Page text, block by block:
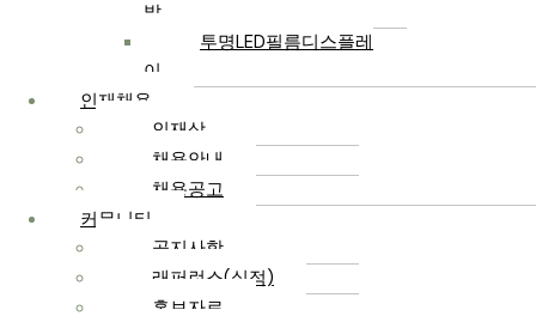
발
투명LED필름디스플레
이
인재채용
인재상
채용안내
채용공고
커뮤니티
공지사항
래퍼런스(실적)
홍보자료